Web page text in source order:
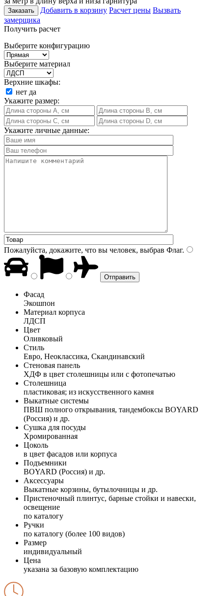
Заказать Добавить в корзину Расчет цены Вызвать
замерщика
Получить расчет
Выберите конфигурацию
Выберите материал
Верхние шкафы:
нет да
Укажите размер:
Укажите личные данные:
Пожалуйста, докажите, что вы человек, выбрав Флаг.
Фасад
Экошпон
Материал корпуса
ЛДСП
Цвет
Оливковый
Стиль
Евро, Неоклассика, Скандинавский
Стеновая панель
ХДФ в цвет столешницы или с фотопечатью
Столешница
пластиковая; из искусственного камня
Выкатные системы
ПВШ полного открывания, тандембоксы BOYARD
(Россия) и др.
Сушка для посуды
Хромированная
Цоколь
в цвет фасадов или корпуса
Подъемники
BOYARD (Россия) и др.
Аксессуары
Выкатные корзины, бутылочницы и др.
Пристеночный плинтус, барные стойки и навески,
освещение
по каталогу
Ручки
по каталогу (более 100 видов)
Размер
индивидуальный
Цена
указана за базовую комплектацию